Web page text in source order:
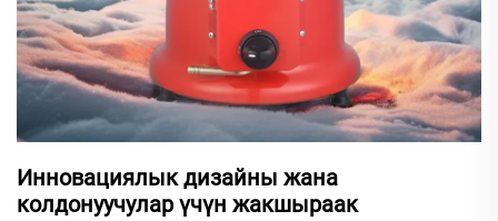
Инновациялык дизайны жана
колдонуучулар үчүн жакшыраак